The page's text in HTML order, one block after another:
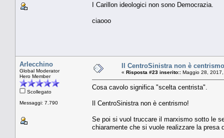
I Carillon ideologici non sono Democrazia.
ciaooo
Arlecchino
Global Moderator
Hero Member
Scollegato
Messaggi: 7.790
Il CentroSinistra non è
« Risposta #23 inserito:: Maggio 28,
Cosa cavolo significa "scelta centrista".
Il CentroSinistra non è centrismo!
Se poi si vuol truccare il marxismo sotto le
chiaramente che si vuole realizzare la presa